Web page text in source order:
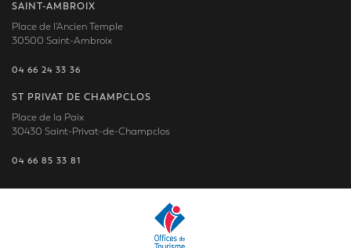
SAINT-AMBROIX
Place de l'Ancien Temple
30500 Saint-Ambroix
04 66 24 33 36
ST PRIVAT DE CHAMPCLOS
Place de la Paix
30430 Saint-Privat-de-Champclos
04 66 85 33 81